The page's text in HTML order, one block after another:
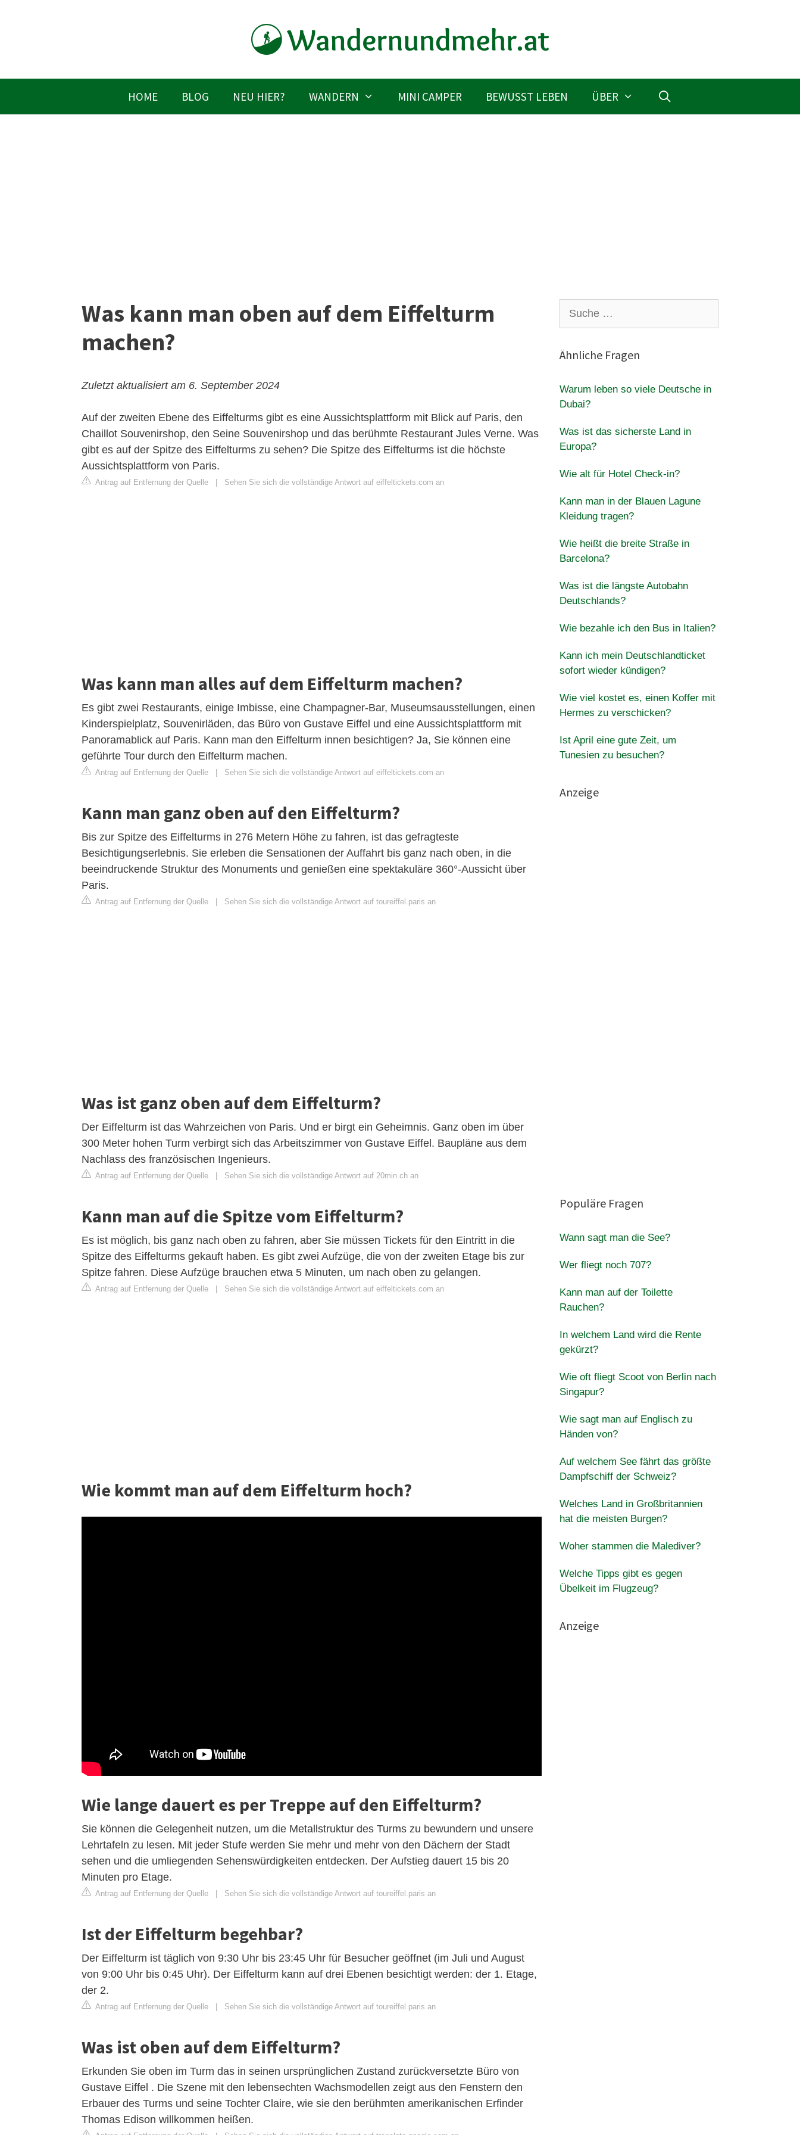
HOME BLOG NEU HIER? WANDERN MINI CAMPER BEWUSST LEBEN ÜBER
Was kann man oben auf dem Eiffelturm
machen?
Zuletzt aktualisiert am 6. September 2024
Auf der zweiten Ebene des Eiffelturms gibt es eine Aussichtsplattform mit Blick auf Paris, den
Chaillot Souvenirshop, den Seine Souvenirshop und das berühmte Restaurant Jules Verne. Was
gibt es auf der Spitze des Eiffelturms zu sehen? Die Spitze des Eiffelturms ist die höchste
Aussichtsplattform von Paris.
Antrag auf Entfernung der Quelle Sehen Sie sich die vollständige Antwort auf eiffeltickets.com an
Was kann man alles auf dem Eiffelturm machen?
Es gibt zwei Restaurants, einige Imbisse, eine Champagner-Bar, Museumsausstellungen, einen
Kinderspielplatz, Souvenirläden, das Büro von Gustave Eiffel und eine Aussichtsplattform mit
Panoramablick auf Paris. Kann man den Eiffelturm innen besichtigen? Ja, Sie können eine
geführte Tour durch den Eiffelturm machen.
Antrag auf Entfernung der Quelle Sehen Sie sich die vollständige Antwort auf eiffeltickets.com an
Kann man ganz oben auf den Eiffelturm?
Bis zur Spitze des Eiffelturms in 276 Metern Höhe zu fahren, ist das gefragteste
Besichtigungserlebnis. Sie erleben die Sensationen der Auffahrt bis ganz nach oben, in die
beeindruckende Struktur des Monuments und genießen eine spektakuläre 360°-Aussicht über
Paris.
Antrag auf Entfernung der Quelle Sehen Sie sich die vollständige Antwort auf toureiffel.paris an
Was ist ganz oben auf dem Eiffelturm?
Der Eiffelturm ist das Wahrzeichen von Paris. Und er birgt ein Geheimnis. Ganz oben im über
300 Meter hohen Turm verbirgt sich das Arbeitszimmer von Gustave Eiffel. Baupläne aus dem
Nachlass des französischen Ingenieurs.
Antrag auf Entfernung der Quelle Sehen Sie sich die vollständige Antwort auf 20min.ch an
Kann man auf die Spitze vom Eiffelturm?
Es ist möglich, bis ganz nach oben zu fahren, aber Sie müssen Tickets für den Eintritt in die
Spitze des Eiffelturms gekauft haben. Es gibt zwei Aufzüge, die von der zweiten Etage bis zur
Spitze fahren. Diese Aufzüge brauchen etwa 5 Minuten, um nach oben zu gelangen.
Antrag auf Entfernung der Quelle Sehen Sie sich die vollständige Antwort auf eiffeltickets.com an
Wie kommt man auf dem Eiffelturm hoch?
Wie lange dauert es per Treppe auf den Eiffelturm?
Sie können die Gelegenheit nutzen, um die Metallstruktur des Turms zu bewundern und unsere
Lehrtafeln zu lesen. Mit jeder Stufe werden Sie mehr und mehr von den Dächern der Stadt
sehen und die umliegenden Sehenswürdigkeiten entdecken. Der Aufstieg dauert 15 bis 20
Minuten pro Etage.
Antrag auf Entfernung der Quelle | Sehen Sie sich die vollständige Antwort auf toureiffel.paris an
Ist der Eiffelturm begehbar?
Der Eiffelturm ist täglich von 9:30 Uhr bis 23:45 Uhr für Besucher geöffnet (im Juli und August
von 9:00 Uhr bis 0:45 Uhr). Der Eiffelturm kann auf drei Ebenen besichtigt werden: der 1. Etage,
der 2.
Antrag auf Entfernung der Quelle | Sehen Sie sich die vollständige Antwort auf toureiffel.paris an
Was ist oben auf dem Eiffelturm?
Erkunden Sie oben im Turm das in seinen ursprünglichen Zustand zurückversetzte Büro von
Gustave Eiffel . Die Szene mit den lebensechten Wachsmodellen zeigt aus den Fenstern den
Erbauer des Turms und seine Tochter Claire, wie sie den berühmten amerikanischen Erfinder
Thomas Edison willkommen heißen.
nach:
Ähnliche Fragen
Warum leben so viele Deutsche in
Dubai?
Was ist das sicherste Land in
Europa?
Wie alt für Hotel Check-in?
Kann man in der Blauen Lagune
Kleidung tragen?
Wie heißt die breite Straße in
Barcelona?
Was ist die längste Autobahn
Deutschlands?
Wie bezahle ich den Bus in Italien?
Kann ich mein Deutschlandticket
sofort wieder kündigen?
Wie viel kostet es, einen Koffer mit
Hermes zu verschicken?
Ist April eine gute Zeit, um
Tunesien zu besuchen?
Anzeige
Populäre Fragen
Wann sagt man die See?
Wer fliegt noch 707?
Kann man auf der Toilette
Rauchen?
In welchem Land wird die Rente
gekürzt?
Wie oft fliegt Scoot von Berlin nach
Singapur?
Wie sagt man auf Englisch zu
Händen von?
Auf welchem See fährt das größte
Dampfschiff der Schweiz?
Welches Land in Großbritannien
hat die meisten Burgen?
Woher stammen die Malediver?
Welche Tipps gibt es gegen
Übelkeit im Flugzeug?
Anzeige